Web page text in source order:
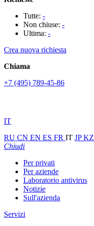
Tutte: -
Non chiuse: -
Ultima: -
Crea nuova richiesta
Chiama
+7 (495) 789-45-86
IT
RU CN EN ES FR IT JPKZ
Chiudi
Per privati
Per aziende
Laboratorio antivirus
Notizie
Sull'azienda
Servizi